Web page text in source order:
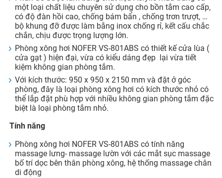
một loại chất liệu chuyên sử dụng cho bồn tắm cao cấp,
có độ đàn hồi cao, chống bám bẩn , chống trơn trượt, …
bộ khung đỡ được làm bằng inox chống rỉ, kết cấu chắc
chắn, chịu được trọng lượng lớn.
Phòng xông hơi NOFER VS-801ABS có thiết kế cửa lùa (
cửa gạt ) hiện đại, vừa có kiểu dáng đẹp lại vừa tiết
kiệm không gian phòng tắm.
Với kích thước: 950 x 950 x 2150 mm và đặt ở góc
phòng, đây là loại phòng xông hơi có kích thước nhỏ có
thể lắp đặt phù hợp với nhiều không gian phòng tắm đặc
biệt là loại phòng tắm nhỏ.
Tính năng
Phòng xông hơi NOFER VS-801ABS có tính năng
massage lưng- massage lườn với các mắt sục massage
bố trí dọc bên thân phòng xông, hệ thống massage chân
di động